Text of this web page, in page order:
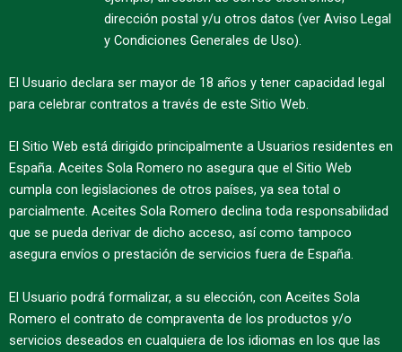
dirección postal y/u otros datos (ver Aviso Legal
y Condiciones Generales de Uso).
El Usuario declara ser mayor de 18 años y tener capacidad legal
para celebrar contratos a través de este Sitio Web.
El Sitio Web está dirigido principalmente a Usuarios residentes en
España. Aceites Sola Romero no asegura que el Sitio Web
cumpla con legislaciones de otros países, ya sea total o
parcialmente. Aceites Sola Romero declina toda responsabilidad
que se pueda derivar de dicho acceso, así como tampoco
asegura envíos o prestación de servicios fuera de España.
El Usuario podrá formalizar, a su elección, con Aceites Sola
Romero el contrato de compraventa de los productos y/o
servicios deseados en cualquiera de los idiomas en los que las